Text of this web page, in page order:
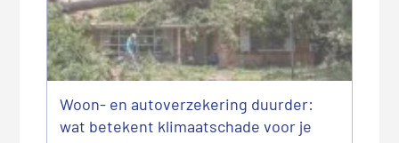
Woon- en autoverzekering duurder:
wat betekent klimaatschade voor je